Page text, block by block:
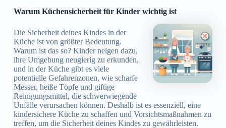
Warum Küchensicherheit für Kinder wichtig ist
Die Sicherheit deines Kindes in der
Küche ist von größter Bedeutung.
Warum ist das so? Kinder neigen dazu,
ihre Umgebung neugierig zu erkunden,
und in der Küche gibt es viele
potentielle Gefahrenzonen, wie scharfe
Messer, heiße Töpfe und giftige
Reinigungsmittel, die schwerwiegende
Unfälle verursachen können. Deshalb ist es essenziell, eine
kindersichere Küche zu schaffen und Vorsichtsmaßnahmen zu
treffen, um die Sicherheit deines Kindes zu gewährleisten.